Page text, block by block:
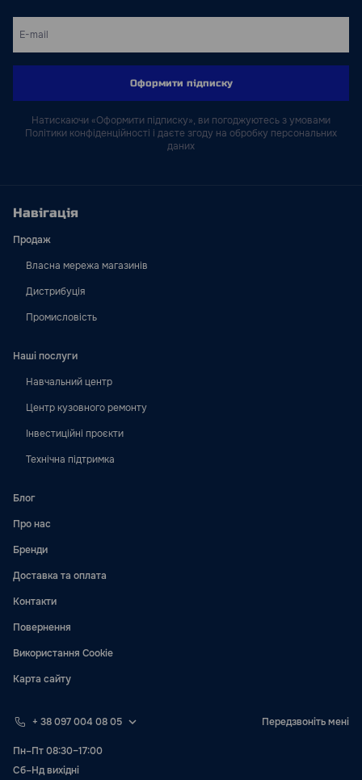
Оформити підписку
Натискаючи «Оформити підписку», ви погоджуютесь з умовами
Політики конфіденційності і даєте згоду на обробку персональних
даних
Навігація
Продаж
Власна мережа магазинів
Дистрибуція
Промисловість
Наші послуги
Навчальний центр
Центр кузовного ремонту
Інвестиційні проєкти
Технічна підтримка
Блог
Про нас
Бренди
Доставка та оплата
Контакти
Повернення
Використання Cookie
Карта сайту
+ 38 097 004 08 05 Передзвоніть мені
Пн–Пт 08:30–17:00
Сб–Нд вихідні